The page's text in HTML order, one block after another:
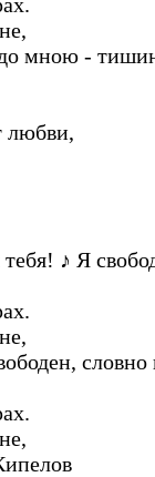
мною -
любви,
♪ Я
словно